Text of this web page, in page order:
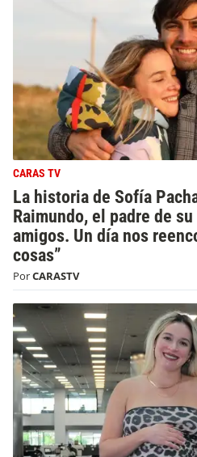
CARAS TV
La historia de Sofía
Raimundo, el padre de
amigos. Un día nos
cosas”
PorCARASTV